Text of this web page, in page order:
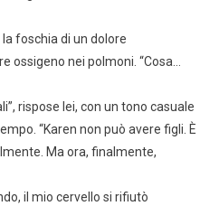
foschia di un dolore
nei polmoni. “Cosa…
rispose lei, con un tono casuale
“Karen non può avere figli. È
Ma ora, finalmente,
il mio cervello si rifiutò